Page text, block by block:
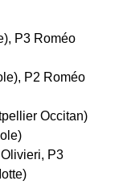
P3 Roméo
P2 Roméo
Occitan)
P3